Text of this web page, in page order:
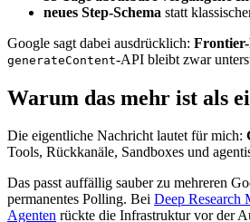
neues Step-Schema statt
Google sagt dabei ausdrücklich:
generateContent-API bleibt zwar
Warum das mehr ist als
Die eigentliche Nachricht lautet für mich:
Tools, Rückkanäle, Sandboxes und
Das passt auffällig sauber zu mehreren
permanentes Polling. Bei Deep Research
Agenten rückte die Infrastruktur vor der